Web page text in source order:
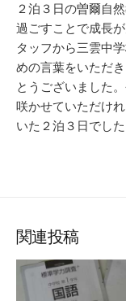
２泊３日の曽爾自
過ごすことで成長
タッフから三雲中
めの言葉をいただ
とうございました
咲かせていただけ
いた２泊３日でし
関連投稿